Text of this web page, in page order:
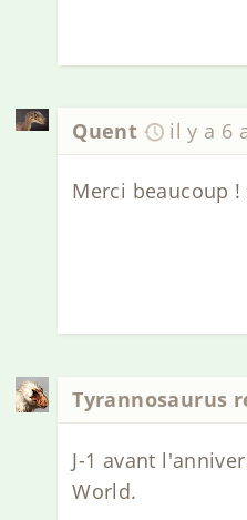
Quent il y a 6
Merci beaucoup !
Tyrannosaurus
J-1 avant
World.